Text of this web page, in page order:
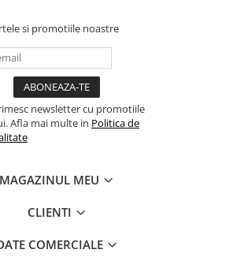
si promotiile noastre
newsletter cu promotiile
Afla mai multe in Politica de
MAGAZINUL MEU
CLIENTI
COMERCIALE